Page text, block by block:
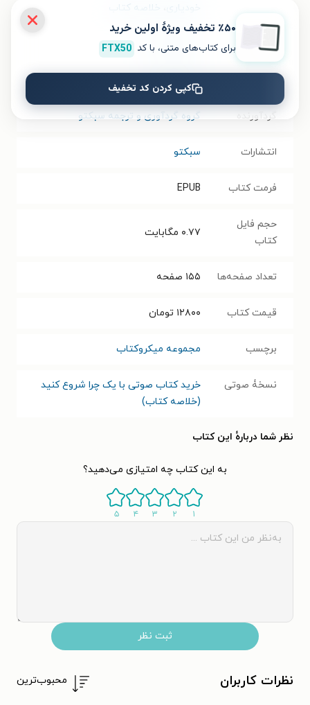
نویسنده سایمون سینک
گردآورنده گروه گردآوری و ترجمه سبکتو
انتشارات سبکتو
فرمت کتاب EPUB
حجم فایل
کتاب
۰.۷۷ مگابایت
تعداد صفحه‌ها ۱۵۵ صفحه
قیمت کتاب ۱۲۸۰۰ تومان
برچسب مجموعه میکروکتاب
نسخۀ صوتی
خرید کتاب صوتی با یک چرا شروع کنید
(خلاصه کتاب)
نظر شما دربارهٔ این کتاب
به این کتاب چه امتیازی می‌دهید؟
۱ ۲ ۳ ۴ ۵
ثبت نظر
نظرات کاربران محبوب‌ترین
٪۵۰ تخفیف ویژۀ اولین خرید
برای کتاب‌های متنی، با کد FTX50
کپی کردن کد تخفیف